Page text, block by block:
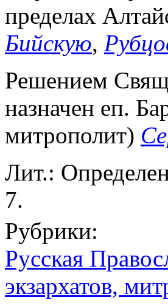
пределах
Бийскую,
Решением
назначен еп.
митрополит)
Лит.:
7.
Рубрики:
Русская
экзархатов,